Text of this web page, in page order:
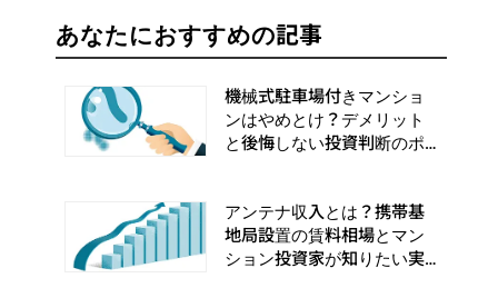
あなたにおすすめの記事
機械式駐車場付きマンショ
ンはやめとけ？デメリット
と後悔しない投資判断のポ
アンテナ収入とは？携帯基
地局設置の賃料相場とマン
ション投資家が知りたい実